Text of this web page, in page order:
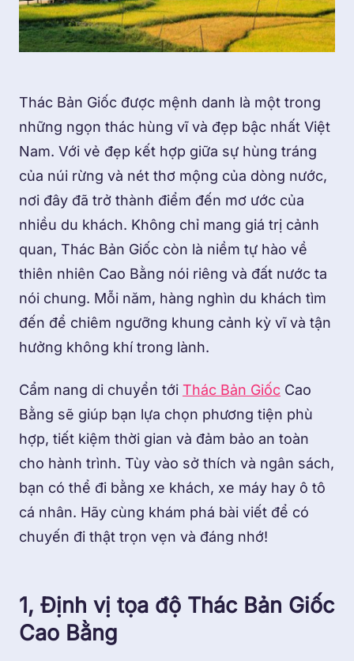
Thác Bản Giốc được mệnh danh là một trong
những ngọn thác hùng vĩ và đẹp bậc nhất Việt
Nam. Với vẻ đẹp kết hợp giữa sự hùng tráng
của núi rừng và nét thơ mộng của dòng nước,
nơi đây đã trở thành điểm đến mơ ước của
nhiều du khách. Không chỉ mang giá trị cảnh
quan, Thác Bản Giốc còn là niềm tự hào về
thiên nhiên Cao Bằng nói riêng và đất nước ta
nói chung. Mỗi năm, hàng nghìn du khách tìm
đến để chiêm ngưỡng khung cảnh kỳ vĩ và tận
hưởng không khí trong lành.
Cẩm nang di chuyển tới Thác Bản Giốc Cao
Bằng sẽ giúp bạn lựa chọn phương tiện phù
hợp, tiết kiệm thời gian và đảm bảo an toàn
cho hành trình. Tùy vào sở thích và ngân sách,
bạn có thể đi bằng xe khách, xe máy hay ô tô
cá nhân. Hãy cùng khám phá bài viết để có
chuyến đi thật trọn vẹn và đáng nhớ!
1, Định vị tọa độ Thác Bản Giốc
Cao Bằng